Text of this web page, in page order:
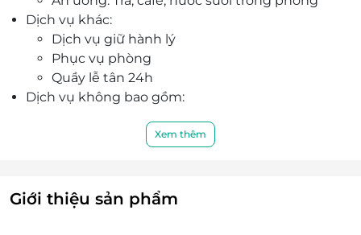
Dịch vụ khác:
Dịch vụ giữ hành lý
Phục vụ phòng
Quầy lễ tân 24h
Dịch vụ không bao gồm:
Chi phí không được nêu trong chương trình.
Chi phí di chuyển tới Khách sạn.
Xem thêm
Giới thiệu sản phẩm